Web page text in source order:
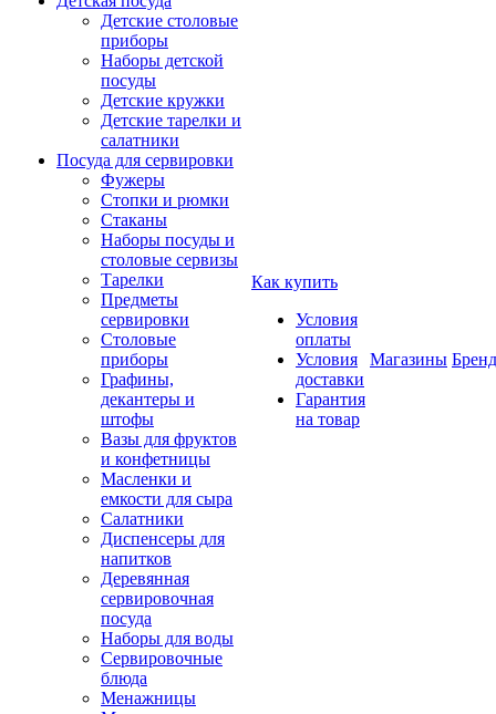
Детские столовые
приборы
Наборы детской
посуды
Детские кружки
Детские тарелки и
салатники
Посуда для сервировки
Фужеры
Стопки и рюмки
Стаканы
Наборы посуды и
столовые сервизы
Тарелки
Предметы
сервировки
Столовые
приборы
Графины,
декантеры и
штофы
Вазы для фруктов
и конфетницы
Масленки и
емкости для сыра
Салатники
Диспенсеры для
напитков
Деревянная
сервировочная
посуда
Наборы для воды
Сервировочные
блюда
Менажницы
Как купить
Условия
оплаты
Условия
доставки
Гарантия
на товар
Магазины